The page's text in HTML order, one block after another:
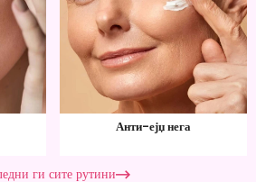
Анти-ејџ нега
ги сите рутини